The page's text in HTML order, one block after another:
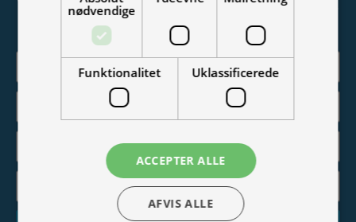
Vær blandt de første til at modtage info om nye produkter,
tilbud, events og udstillinger.
nødvendige
Funktionalitet Uklassificerede
ACCEPTER ALLE
AFVIS ALLE